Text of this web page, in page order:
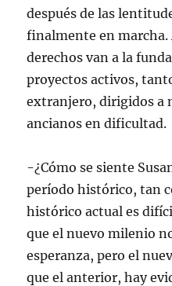
después de las
finalmente en marcha.
derechos van a la
proyectos activos,
extranjero, dirigidos a
ancianos en dificultad.
-¿Cómo se siente
período histórico, tan
histórico actual es
que el nuevo milenio
esperanza, pero el
que el anterior, hay